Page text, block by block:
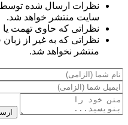
نظرات ارسال شده توسط
سایت منتشر خواهد شد.
نظراتی که حاوی تهمت یا
نظراتی که به غیر از
منتشر نخواهد شد.